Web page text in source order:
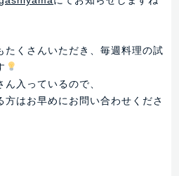
たくさんいただき、毎週料理の試
入っているので、
はお早めにお問い合わせくださ